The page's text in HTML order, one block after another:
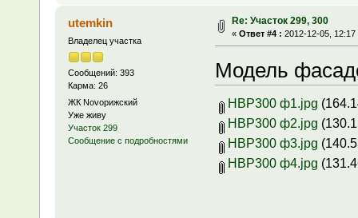
utemkin
Владелец участка
Сообщений: 393
Карма: 26
ЖК Novoрижский
Уже живу
Участок 299
Сообщение с подробностями
Re: Участок 299, 300
« Ответ #4 : 2012-12-05, 12:17
Модель
НВР300 ф1.jpg
НВР300 ф2.jpg
НВР300 ф3.jpg
НВР300 ф4.jpg